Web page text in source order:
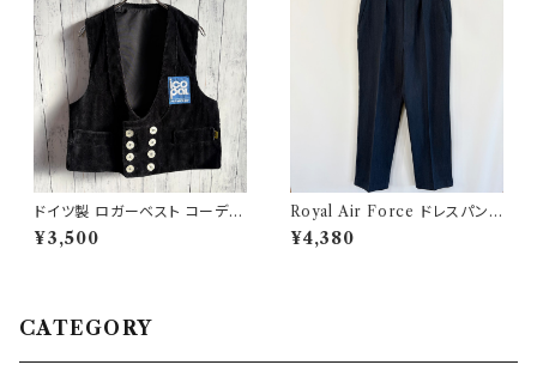
ドイツ製 ロガーベスト コーデュ
ロイベスト ワークベスト 黒 ダブ
ルブレスト
¥3,500
Royal Air Force ドレスパンツ
イギリス軍 スラックス ミリタリ
ーパンツ 8
¥4,380
CATEGORY